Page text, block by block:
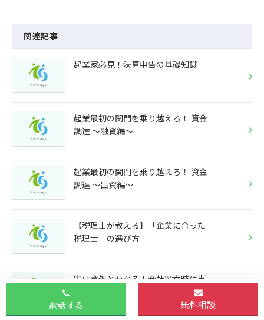
関連記事
起業家必見！決算申告の基礎知識
起業最初の関門を乗り越えろ！ 資金
調達 ～融資編～
起業最初の関門を乗り越えろ！ 資金
調達 ～出資編～
【税理士が教える】「企業に合った
税理士」の選び方
実は意外とかかる！会社設立時に出
電話する 無料相談